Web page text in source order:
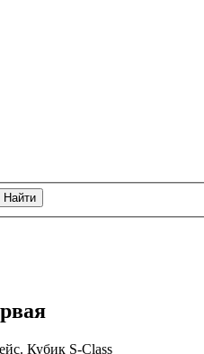
Кубик S-Class